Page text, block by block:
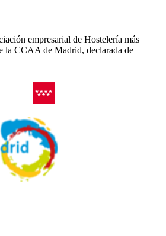
empresarial de Hostelería más
la CCAA de Madrid, declarada de